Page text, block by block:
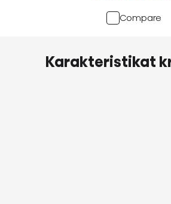
Compare
Karakteristikat